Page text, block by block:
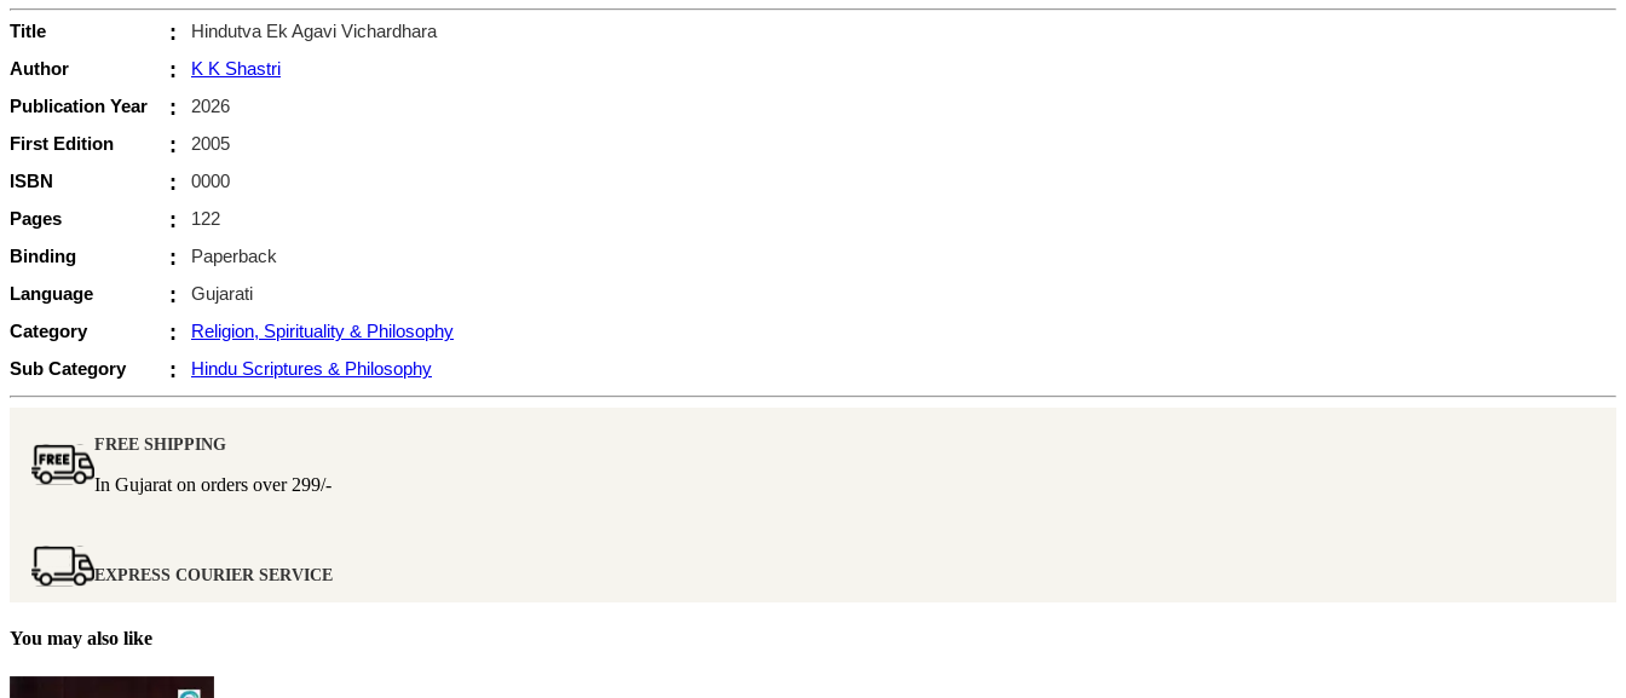
Title :
Hindutva Ek Agavi Vichardhara
Author
:
K K Shastri
Publication Year
:
2026
First Edition
:
2005
ISBN
:
0000
Pages
:
122
Binding
:
Paperback
Language
:
Gujarati
Category
:
Religion, Spirituality & Philosophy
Sub Category
: Hindu Scriptures & Philosophy
FREE SHIPPING
In Gujarat on orders over 299/-
EXPRESS COURIER SERVICE
You may also like